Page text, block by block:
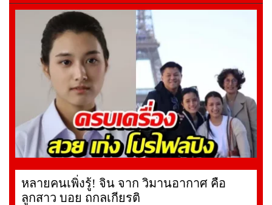
หลายคนเพิ่งรู้! จิน จาก วิมานอากาศ คือ
ลูกสาว บอย ถกลเกียรติ